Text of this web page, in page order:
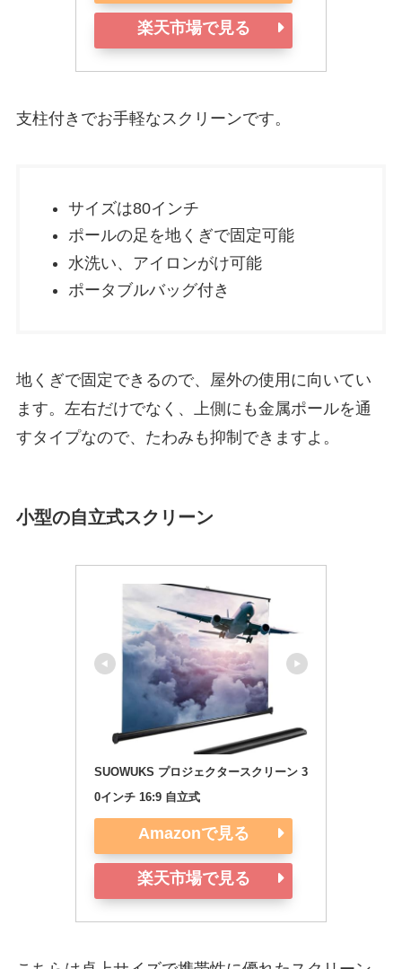
楽天市場で見る
支柱付きでお手軽なスクリーンです。
サイズは80インチ
ポールの足を地くぎで固定可能
水洗い、アイロンがけ可能
ポータブルバッグ付き
地くぎで固定できるので、屋外の使用に向いてい
ます。左右だけでなく、上側にも金属ポールを通
すタイプなので、たわみも抑制できますよ。
小型の自立式スクリーン
SUOWUKS プロジェクタースクリーン 3
0インチ 16:9 自立式
Amazonで見る
楽天市場で見る